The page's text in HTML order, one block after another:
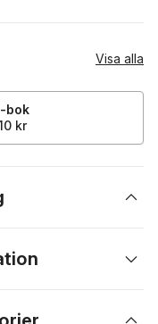
Visa alla
bok
kr